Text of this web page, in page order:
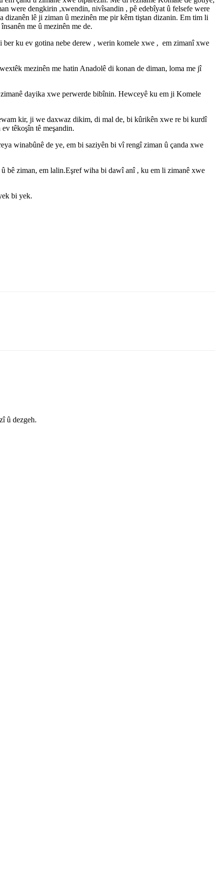
were dengkirin ,xwendin, nivîsandin , pê edebîyat û felsefe were
lê ji ziman û mezinên me pir kêm tiştan dizanin. Em tim li
me û mezinên me de.
ku ev gotina nebe derew , werin komele xwe , em zimanî xwe
mezinên me hatin Anadolê di konan de diman, loma me jî
dayika xwe perwerde bibînin. Hewceyê ku em ji Komele
kir, ji we daxwaz dikim, di mal de, bi kûrikên xwe re bi kurdî
têkoşîn tê meşandin.
winabûnê de ye, em bi saziyên bi vî rengî ziman û çanda xwe
bê ziman, em lalin.Eşref wiha bi dawî anî , ku em li zimanê xwe
bi yek.
û dezgeh.